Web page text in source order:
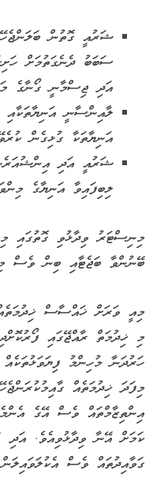
ޝަރުއީ ގޮތުން
ސަބަބު ދެނެގަތުމަށް
އަދި ޖިސްމާނީ ގޯނާގެ
ލާއިންސާނީ
އަނިޔާތަކާ ގުޅިގެން
ޝަރުއީ އަދި
ލިބިފައިވާ އަނިޔާގެ
މިނިސްޓަރު ވިދާޅުވި ގޮތުގައި
ބޭނުންވާ ބަޖެޓާއި ބިން ވެސް
މިއީ ވަރަށް ޚައްސާސް
މި ޚިދުމަތް ރާއްޖޭގައި
ހަރުދަނާ މުހިންމު
މިފަދަ ޚިދުމަތެއް
އިންތިޒާމްތައް ވެސް އޭގެ
ކަމަށް އޭނާ ވިދާޅުވިއެވެ. އަދި
ގަވާއިދުތައް ވެސް